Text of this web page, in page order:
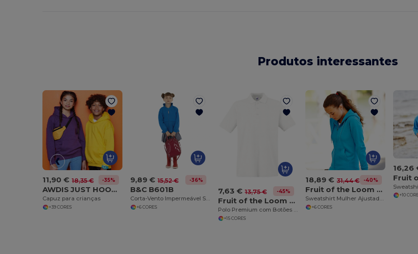
Produtos interessantes
11,90 € 18,35 € -35%
AWDIS JUST HOODS JH01J
Capuz para crianças
+39 CORES
9,89 € 15,52 € -36%
B&C B601B
Corta-Vento Impermeável Sirocco
+6 CORES
7,63 € 13,75 € -45%
Fruit of the Loom SS255
Polo Premium com Botões Personalizados
+15 CORES
18,89 € 31,44 € -40%
Fruit of the Loom SS312
Sweatshirt Mulher Ajustada Com Zíper e Capuz
+6 CORES
16,26
+10